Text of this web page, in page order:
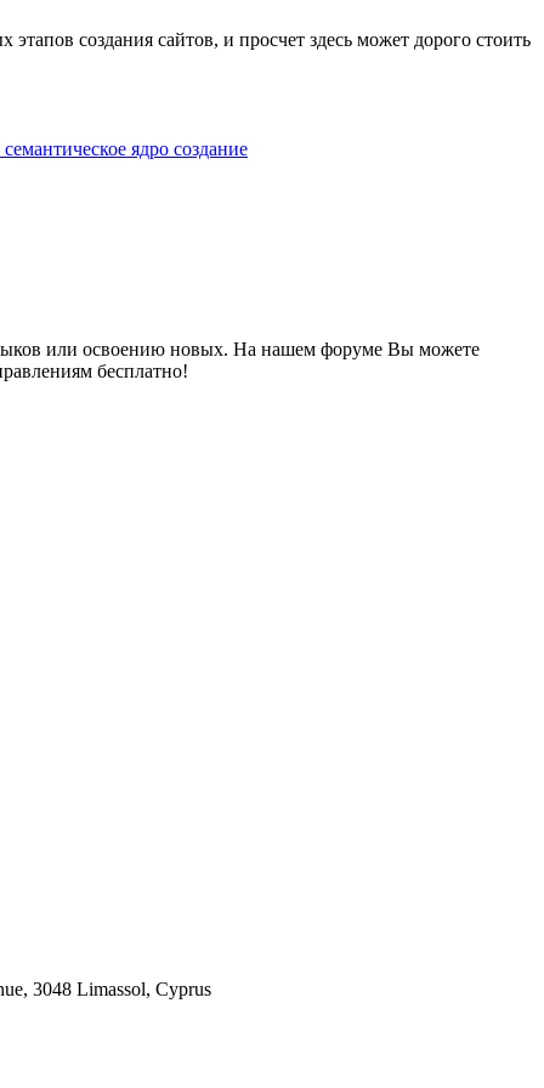
создания сайтов, и просчет здесь может дорого стоить
семантическое ядро создание
или освоению новых. На нашем форуме Вы можете
бесплатно!
3048 Limassol, Cyprus